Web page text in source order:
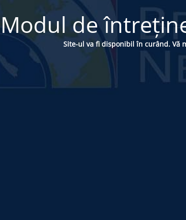
Modul de
Site-ul va fi disponibil în curând. Vă